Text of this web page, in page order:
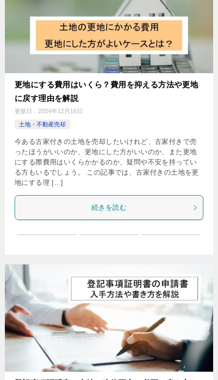
更地にする費用はいくら？費用を抑える方法や更地
に戻す理由を解説
更新日： 2024年12月16日
土地・不動産売却
今ある古家付きの土地を売却したいけれど、古家付きで売
ったほうがいいのか、更地にした方がいいのか、また更地
にする際費用はいくらかかるのか、疑問や不安を持ってい
る方もいるでしょう。 この記事では、古家付きの土地を更
地にする理 […]
続きを読む